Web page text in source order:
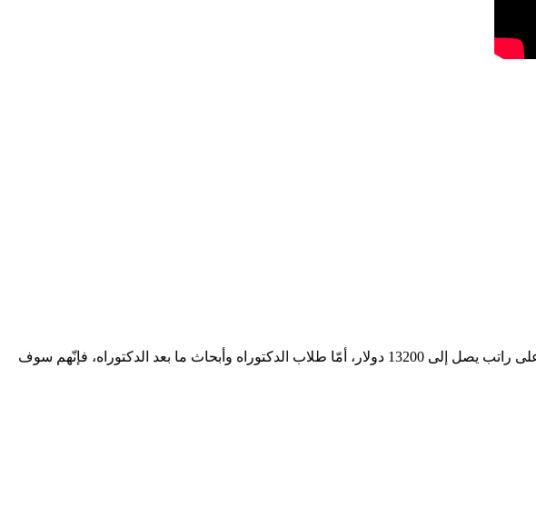
بالنسبة لطلاب Undergraduate Mobility، وطلاب Master Mobility، وطلاب Master Degree، فإنّهم سوف يحصلون على راتب يصل إلى 13200 دولار، أمّا طلاب الدكتوراه وأبحاث ما بعد الدكتوراه، فإنّهم سوف